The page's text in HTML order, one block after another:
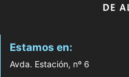
Estamos en:
Avda. Estación, nº 6